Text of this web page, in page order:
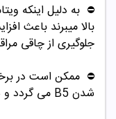
⛔️ به دلیل اینکه
بالا میبرند باعث
جلوگیری از چاقی
⛔️ ممکن است در
شدن B5 می گردد و در نهایت ایجاد جوش میکند.